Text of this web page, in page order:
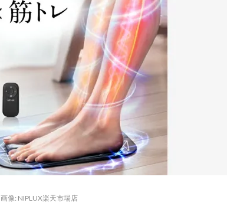
画像: NIPLUX楽天市場店